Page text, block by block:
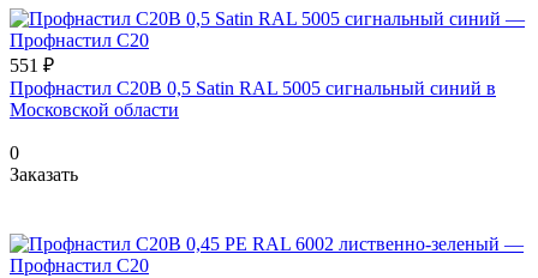
551 ₽
Профнастил С20В 0,5 Satin RAL 5005 сигнальный синий в
Московской области
0
Заказать